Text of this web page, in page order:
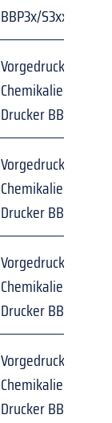
BBP3x/S3xxx/i3300
Vorgedruckte
Drucker BBP3x/
Vorgedruckte
Drucker BBP3x/
Vorgedruckte
Drucker BBP3x/
Vorgedruckte
Drucker BBP3x/